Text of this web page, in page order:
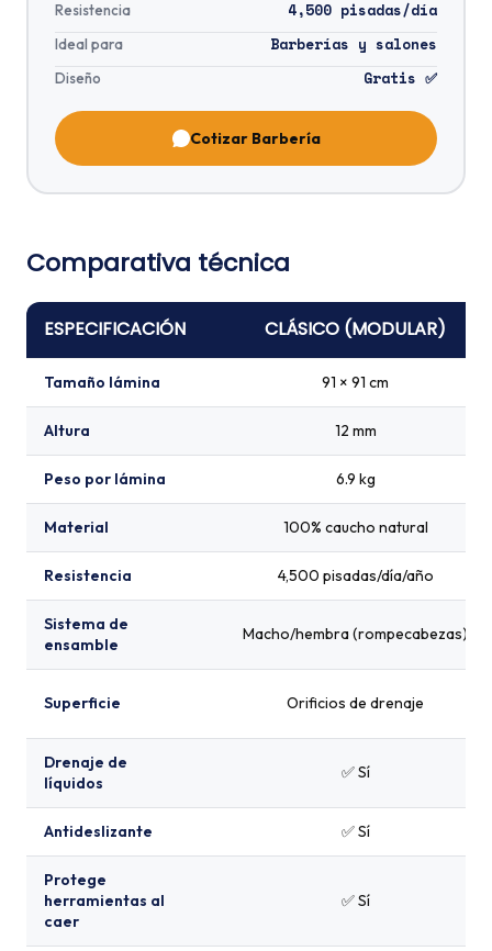
Resistencia 4,500 pisadas/día
Ideal para Barberías y salones
Diseño Gratis ✅
Cotizar Barbería
Comparativa técnica
ESPECIFICACIÓN CLÁSICO (MODULAR)
Tamaño lámina 91 × 91 cm
Altura 12 mm
Peso por lámina 6.9 kg
Material 100% caucho natural
Resistencia 4,500 pisadas/día/año
Sistema de
ensamble
Macho/hembra (rompecabezas)
Superficie Orificios de drenaje
Drenaje de
líquidos
✅ Sí
Antideslizante ✅ Sí
Protege
herramientas al
caer
✅ Sí